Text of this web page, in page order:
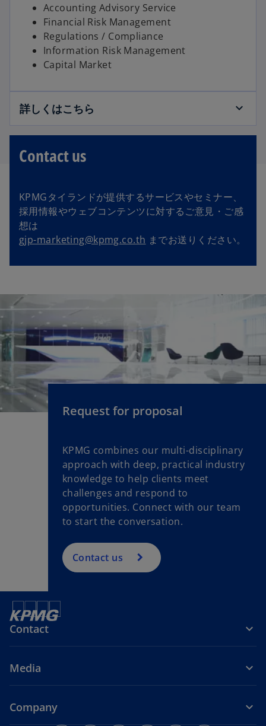
Accounting Advisory Service
Financial Risk Management
Regulations / Compliance
Information Risk Management
Capital Market
詳しくはこちら
Contact us
KPMGタイランドが提供するサービスやセミナー、
採用情報やウェブコンテンツに対するご意見・ご感
想は
gjp-marketing@kpmg.co.th までお送りください。
Request for proposal
KPMG combines our multi-disciplinary
approach with deep, practical industry
knowledge to help clients meet
challenges and respond to
opportunities. Connect with our team
to start the conversation.
Contact us
Contact
Media
Company